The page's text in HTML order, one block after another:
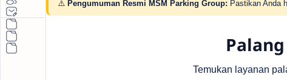
⚠️ Pengumuman Resmi MSM Parking Group: Pastikan Anda
Temukan layanan